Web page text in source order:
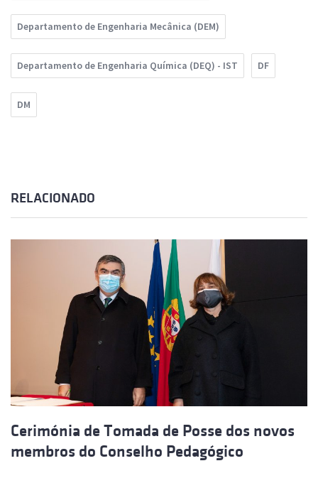
Departamento de Engenharia Mecânica (DEM)
Departamento de Engenharia Química (DEQ) - IST DF
DM
RELACIONADO
Cerimónia de Tomada de Posse dos novos
membros do Conselho Pedagógico